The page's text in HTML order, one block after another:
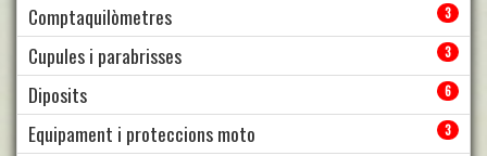
Comptaquilòmetres 3
Cupules i parabrisses 3
Diposits 6
Equipament i proteccions moto 3